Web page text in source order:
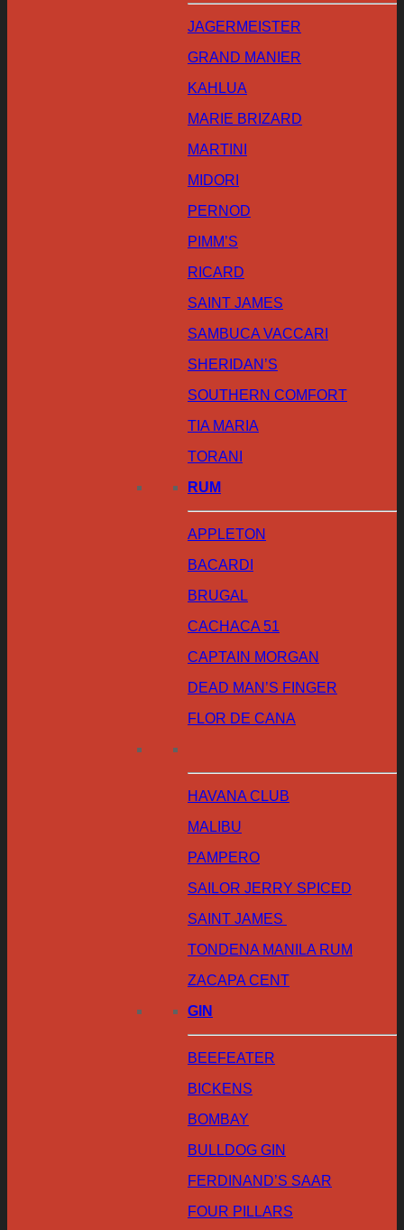
JAGERMEISTER
GRAND MANIER
KAHLUA
MARIE BRIZARD
MARTINI
MIDORI
PERNOD
PIMM’S
RICARD
SAINT JAMES
SAMBUCA VACCARI
SHERIDAN’S
SOUTHERN COMFORT
TIA MARIA
TORANI
RUM
APPLETON
BACARDI
BRUGAL
CACHACA 51
CAPTAIN MORGAN
DEAD MAN’S FINGER
FLOR DE CANA
HAVANA CLUB
MALIBU
PAMPERO
SAILOR JERRY SPICED
SAINT JAMES
TONDENA MANILA RUM
ZACAPA CENT
GIN
BEEFEATER
BICKENS
BOMBAY
BULLDOG GIN
FERDINAND’S SAAR
FOUR PILLARS